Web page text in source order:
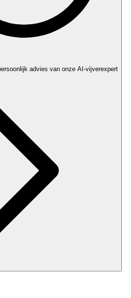
advies van onze AI-vijverexpert